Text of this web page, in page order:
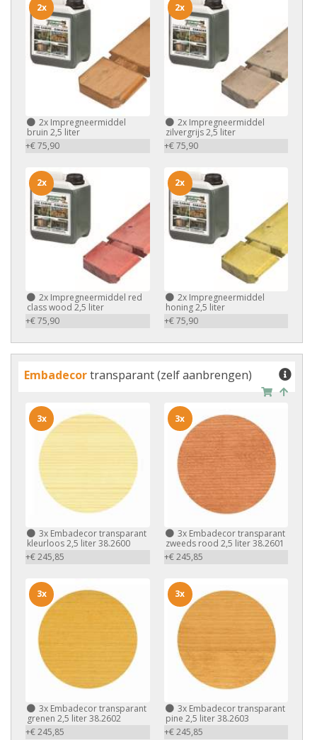
2x Impregneermiddel
bruin 2,5 liter
+€ 75,90
2x
2xImpregneermiddel
zilvergrijs 2,5 liter
+€ 75,90
2x
2x Impregneermiddel red
class wood 2,5 liter
+€ 75,90
2x
2xImpregneermiddel
honing 2,5 liter
+€ 75,90
2x
Embadecortransparant (zelf aanbrengen)
3x Embadecor transparant
kleurloos 2,5 liter 38.2600
+€ 245,85
3x
3xEmbadecor transparant
zweeds rood 2,5 liter 38.2601
+€ 245,85
3x
3x Embadecor transparant
grenen 2,5 liter 38.2602
+€ 245,85
3x
3xEmbadecor transparant
pine 2,5 liter 38.2603
+€ 245,85
3x